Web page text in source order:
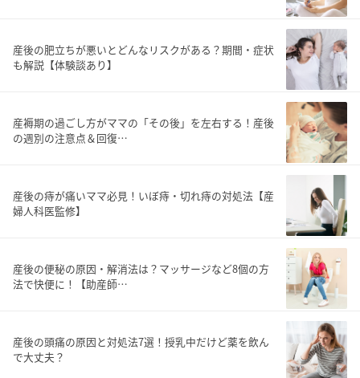
産後の肥立ちが悪いとどんなリスクがある？期間・症状
も解説【体験談あり】
産褥期の過ごし方がママの「その後」を左右する！産後
の週別の注意点＆回復…
産後の痔が痛いママ必見！いぼ痔・切れ痔の対処法【産
婦人科医監修】
産後の便秘の原因・解消法は？マッサージなど8個の方
法で快便に！【助産師…
産後の頭痛の原因と対処法7選！授乳中だけど薬を飲ん
で大丈夫？